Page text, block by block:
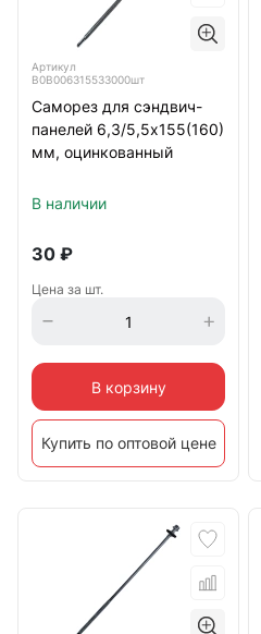
Артикул
B0B006315533000шт
Саморез для сэндвич-
панелей 6,3/5,5х155(160)
мм, оцинкованный
В наличии
30 ₽
Цена за шт.
В корзину
Купить по оптовой цене